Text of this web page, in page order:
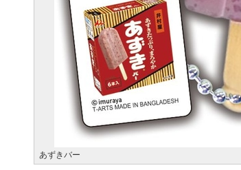
あずきバー